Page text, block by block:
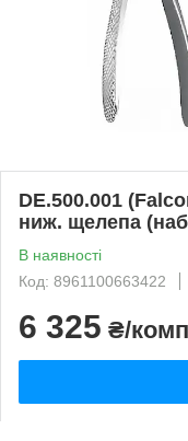
DE.500.001
ниж. щелепа
В наявності
Код: 8961100663422
6 325 ₴/